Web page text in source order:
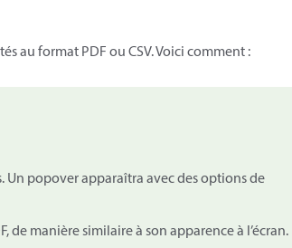
au format PDF ou CSV. Voici comment :
Un popover apparaîtra avec des options de
de manière similaire à son apparence à l’écran.